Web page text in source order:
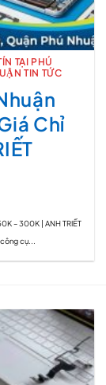
TẠI PHÚ
TIN TỨC
Chỉ
– 300K | ANH TRIẾT
cụ...